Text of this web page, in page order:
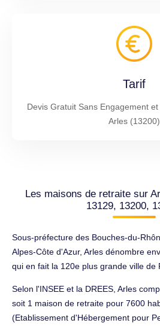
Tarif
Devis Gratuit Sans Engagement
Arles (13200)
Les maisons de retraite sur
13129, 13200,
Sous-préfecture des Bouches-du-
Alpes-Côte d'Azur, Arles dénombre
qui en fait la 120e plus grande ville de
Selon l'INSEE et la DREES, Arles
soit 1 maison de retraite pour 7600
(Etablissement d'Hébergement pour